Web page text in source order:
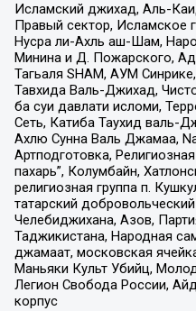
Исламский джихад, Аль-
Правый сектор, Исламское
Нусра ли-Ахль аш-Шам,
Минина и Д. Пожарского,
Тагьаля SHAM, АУМ
Тавхида Валь-Джихад,
ба суи давлати исломи,
Сеть, Катиба Таухид валь-
Ахлю Сунна Валь Джамаа,
Артподготовка,
пахарь”, Колумбайн,
религиозная группа п.
татарский
Челебиджихана, Азов,
Таджикистана, Народная
джамаат, московская
Маньяки Культ Убийц,
Легион Свобода России,
корпус